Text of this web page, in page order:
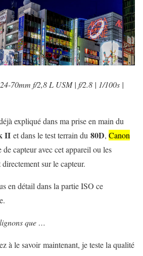
70mm f/2,8 L USM | f/2.8 | 1/100s |
expliqué dans ma prise en main du
II et dans le test terrain du 80D, Canon
capteur avec cet appareil ou les
sur le capteur.
en détail dans la partie ISO ce
que …
à le savoir maintenant, je teste la qualité